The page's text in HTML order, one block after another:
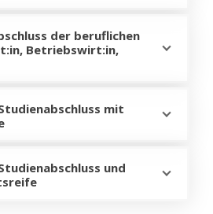
der beruflichen
Betriebswirt:in,
mit
und